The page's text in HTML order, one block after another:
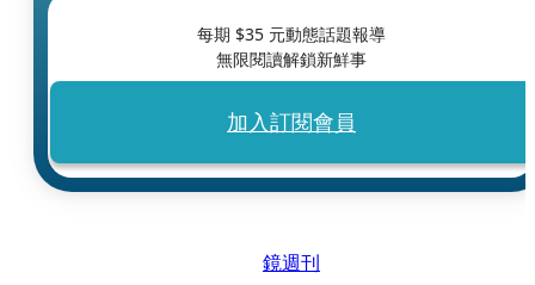
每期 $35 元動態話題報導
無限閱讀解鎖新鮮事
加入訂閱會員
鏡週刊